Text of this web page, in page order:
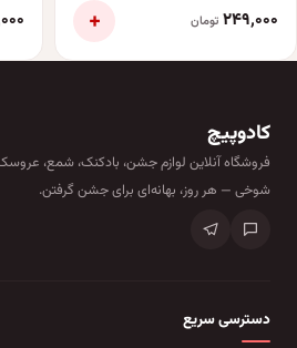
۲۴۹٬۰۰۰ تومان +
کادوپیچ
فروشگاه آنلاین لوازم جشن، بادکنک، شمع،
شوخی — هر روز، بهانه‌ای برای جشن گرفتن.
دسترسی سریع